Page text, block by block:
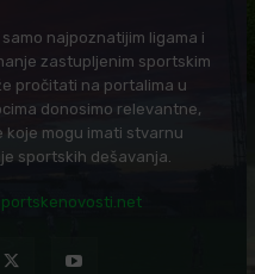
najpoznatijim ligama i
zastupljenim sportskim
pročitati na portalima u
donosimo relevantne,
koje mogu imati stvarnu
sportskih dešavanja.